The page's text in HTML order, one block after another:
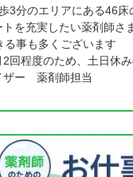
3分のエリアにある46
を充実したい薬剤師
る事も多くございます
回程度のため、土日休
ザー 薬剤師担当